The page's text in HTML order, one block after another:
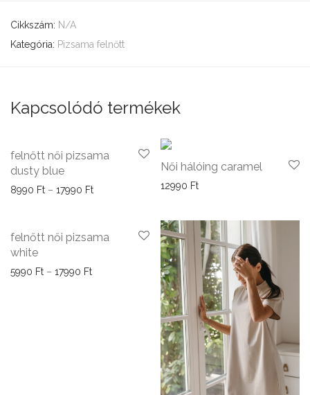
Cikkszám: N/A
Kategória: Pizsama felnőtt
Kapcsolódó termékek
felnőtt női pizsama
dusty blue
8990 Ft – 17990 FtÁrtartomány: 8990 Ft - 17990 Ft
Női hálóing caramel
12990 Ft
felnőtt női pizsama
white
5990 Ft – 17990 FtÁrtartomány: 5990 Ft - 17990 Ft